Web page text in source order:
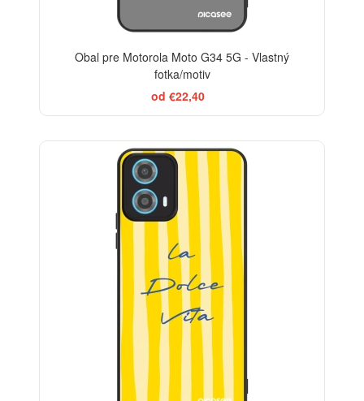
Obal pre Motorola Moto G34 5G - Vlastný
fotka/motiv
od €22,40